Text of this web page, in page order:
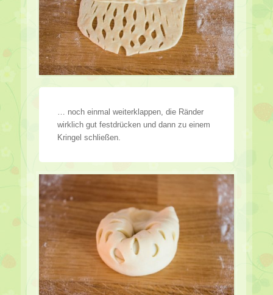
… noch einmal weiterklappen, die Ränder
wirklich gut festdrücken und dann zu einem
Kringel schließen.